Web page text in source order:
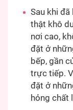
Sau khi đã
thật khô
nơi cao,
đặt ở
bếp, gần
trực tiếp.
đặt ở
hỏng chất